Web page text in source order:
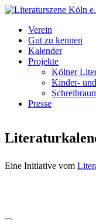
Zum
springen
Facebook
Instagram
E-
Verein
Gut zu kennen
Kalender
Projekte
Kölner
Kinder-
Presse
Eine Initiative vom